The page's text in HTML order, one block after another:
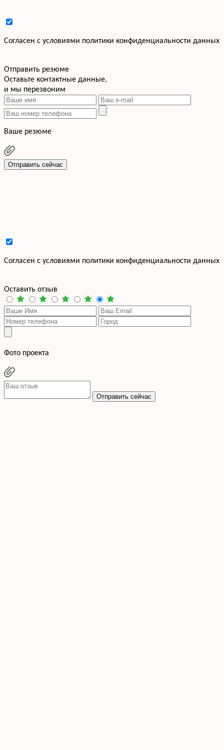
Cогласен с условиями политики конфиденциальности данных
Отправить резюме
Оставьте контактные данные,
и мы перезвоним
Ваше резюме
Отправить сейчас
Cогласен с условиями политики конфиденциальности данных
Оставить отзыв
Фото проекта
Отправить сейчас